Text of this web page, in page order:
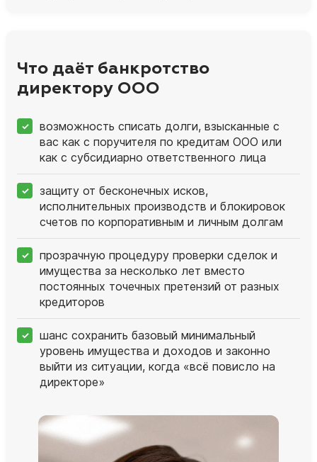
Что даёт банкротство
директору ООО
возможность списать долги, взысканные с
вас как с поручителя по кредитам ООО или
как с субсидиарно ответственного лица
защиту от бесконечных исков,
исполнительных производств и блокировок
счетов по корпоративным и личным долгам
прозрачную процедуру проверки сделок и
имущества за несколько лет вместо
постоянных точечных претензий от разных
кредиторов
шанс сохранить базовый минимальный
уровень имущества и доходов и законно
выйти из ситуации, когда «всё повисло на
директоре»